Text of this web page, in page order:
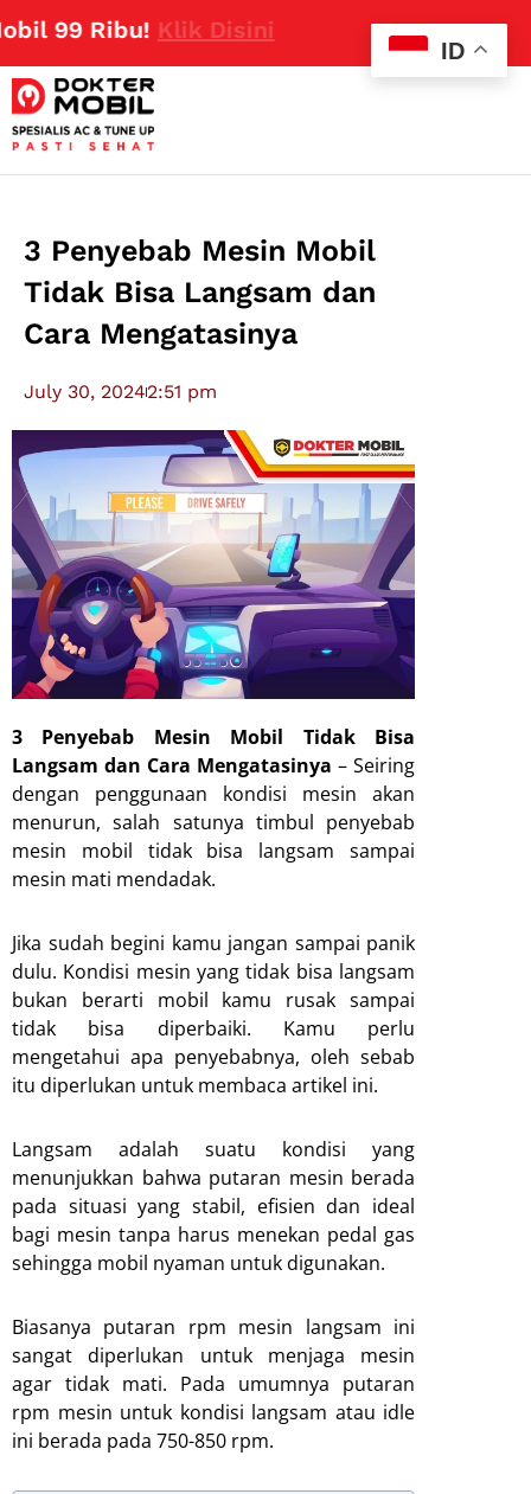
Ribu!Klik Disini
3 Penyebab Mesin Mobil
Tidak Bisa Langsam dan
Cara Mengatasinya
July 30, 20242:51 pm
3 Penyebab Mesin Mobil Tidak Bisa
Langsam dan Cara Mengatasinya – Seiring
dengan penggunaan kondisi mesin akan
menurun, salah satunya timbul penyebab
mesin mobil tidak bisa langsam sampai
mesin mati mendadak.
Jika sudah begini kamu jangan sampai panik
dulu. Kondisi mesin yang tidak bisa langsam
bukan berarti mobil kamu rusak sampai
tidak bisa diperbaiki. Kamu perlu
mengetahui apa penyebabnya, oleh sebab
itu diperlukan untuk membaca artikel ini.
Langsam adalah suatu kondisi yang
menunjukkan bahwa putaran mesin berada
pada situasi yang stabil, efisien dan ideal
bagi mesin tanpa harus menekan pedal gas
sehingga mobil nyaman untuk digunakan.
Biasanya putaran rpm mesin langsam ini
sangat diperlukan untuk menjaga mesin
agar tidak mati. Pada umumnya putaran
rpm mesin untuk kondisi langsam atau idle
ini berada pada 750-850 rpm.
ID